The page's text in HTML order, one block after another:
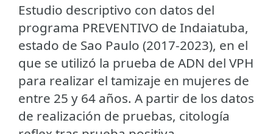
Estudio descriptivo con datos del
programa PREVENTIVO de Indaiatuba,
estado de Sao Paulo (2017-2023), en el
que se utilizó la prueba de ADN del VPH
para realizar el tamizaje en mujeres de
entre 25 y 64 años. A partir de los datos
de realización de pruebas, citología